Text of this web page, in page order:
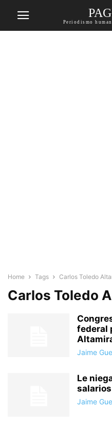
Periodismo
Home Tags Carlos Toledo
Carlos Toledo
federal
Jaime
Le
Jaime